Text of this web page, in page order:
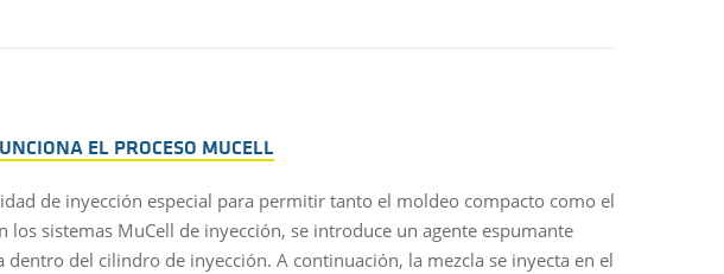
EL PROCESO MUCELL
de inyección especial para permitir tanto el moldeo compacto como el
sistemas MuCell de inyección, se introduce un agente espumante
del cilindro de inyección. A continuación, la mezcla se inyecta en el